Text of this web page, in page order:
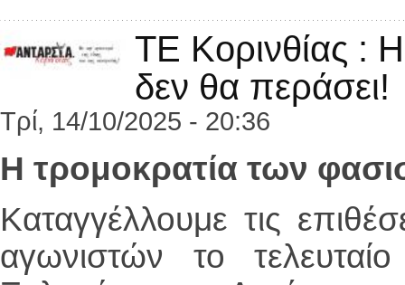
ΤΕ Κορινθίας :
δεν θα περάσει!
Τρί, 14/10/2025 - 20:36
Η τρομοκρατία των
Καταγγέλλουμε τις
αγωνιστών το